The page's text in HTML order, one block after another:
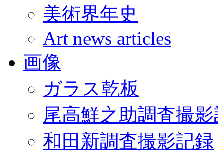
美術界年史
Art news articles
画像
ガラス乾板
尾高鮮之助調査撮
和田新調査撮影記録